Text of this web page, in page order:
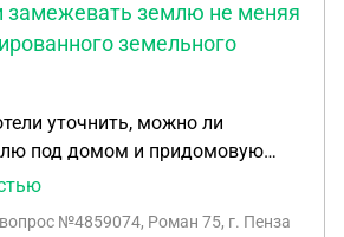
замежевать землю не меняя
земельного
уточнить, можно ли
под домом и придомовую
зона земельного участка Р-1.
№4859074, Роман 75, г. Пенза